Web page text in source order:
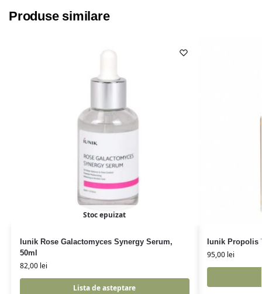
Produse similare
Stoc epuizat
Iunik Rose Galactomyces Synergy Serum,
50ml
82,00 lei
Lista de asteptare
Iunik Propolis
95,00 lei